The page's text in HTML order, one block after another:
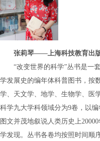
张莉琴——上海科技教育出
“改变世界的科学”丛书是一
学发展史的编年体科普图书，按
学、天文学、地学、生物学、医
科学九大学科领域分为9卷，以编
图文并茂地叙说人类历史上
学发现。丛书各卷均按照时间顺